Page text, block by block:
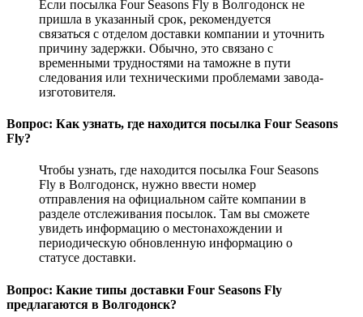
Если посылка Four Seasons Fly в Волгодонск не
пришла в указанный срок, рекомендуется
связаться с отделом доставки компании и уточнить
причину задержки. Обычно, это связано с
временными трудностями на таможне в пути
следования или техническими проблемами завода-
изготовителя.
Вопрос: Как узнать, где находится посылка Four Seasons
Fly?
Чтобы узнать, где находится посылка Four Seasons
Fly в Волгодонск, нужно ввести номер
отправления на официальном сайте компании в
разделе отслеживания посылок. Там вы сможете
увидеть информацию о местонахождении и
периодическую обновленную информацию о
статусе доставки.
Вопрос: Какие типы доставки Four Seasons Fly
предлагаются в Волгодонск?